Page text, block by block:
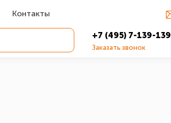
Контакты
+7 (495) 7-139-139
Заказать звонок